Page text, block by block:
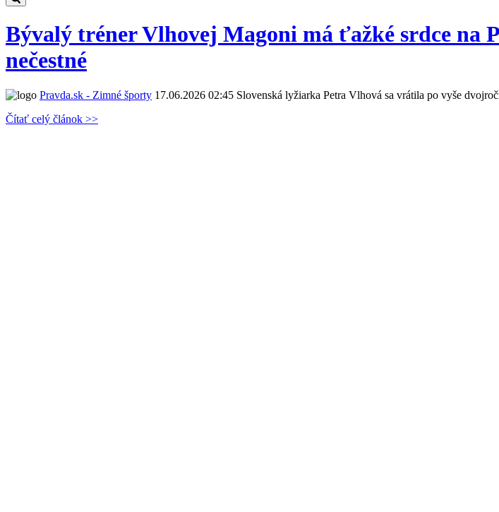
Bývalý tréner Vlhovej Magoni má ťažké srdce na
nečestné
Pravda.sk - Zimné športy 17.06.2026 02:45 Slovenská lyžiarka Petra Vlhová sa vrátila po vyše
Čítať celý článok >>